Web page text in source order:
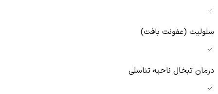
سلولیت (عفونت بافت)
درمان تبخال ناحیه تناسلی